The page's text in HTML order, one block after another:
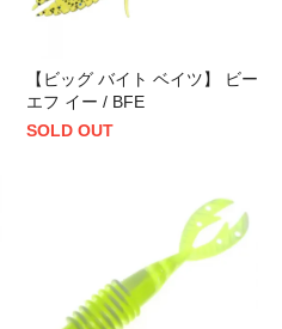
【ビッグ バイト ベイツ】 ビー
エフ イー / BFE
SOLD OUT